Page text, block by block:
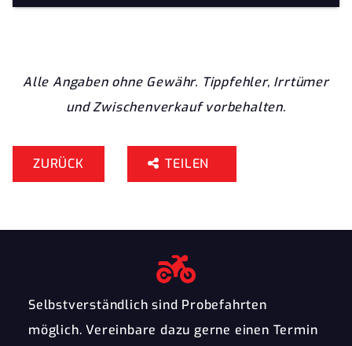
Alle Angaben ohne Gewähr. Tippfehler, Irrtümer
und Zwischenverkauf vorbehalten.
ZURÜCK TEILEN
Selbstverständlich sind Probefahrten
möglich. Vereinbare dazu gerne einen Termin